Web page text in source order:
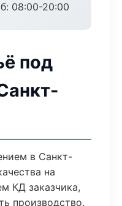
08:00-20:00
под
в Санкт-
на
КД заказчика,
производство.